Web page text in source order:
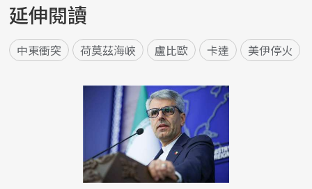
延伸閱讀
中東衝突 荷莫茲海峽 盧比歐 卡達 美伊停火